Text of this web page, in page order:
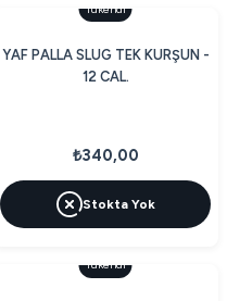
Tükendi
YAF PALLA SLUG TEK KURŞUN -
12 CAL.
₺340,00
Stokta Yok
Tükendi